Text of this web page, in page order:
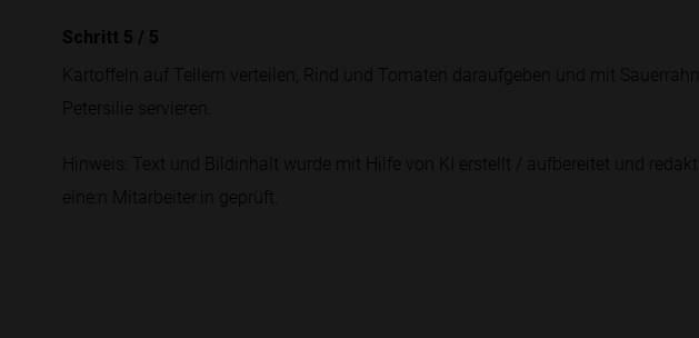
Schritt 5 / 5
Kartoffeln auf Tellern verteilen, Rind und Tomaten daraufgeben und mit
Petersilie servieren.
Hinweis: Text und Bildinhalt wurde mit Hilfe von KI erstellt / aufbereitet und
eine:n Mitarbeiter:in geprüft.